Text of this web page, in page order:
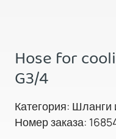
Hose for
G3/4
Категория: Шланги
Номер заказа: